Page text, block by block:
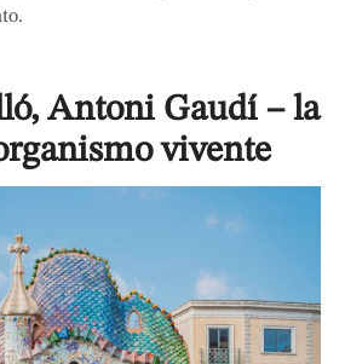
Antoni Gaudí – la
vivente